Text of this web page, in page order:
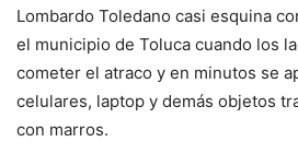
Lombardo Toledano casi esquina
el municipio de Toluca cuando los
cometer el atraco y en minutos se
celulares, laptop y demás objetos
con marros.